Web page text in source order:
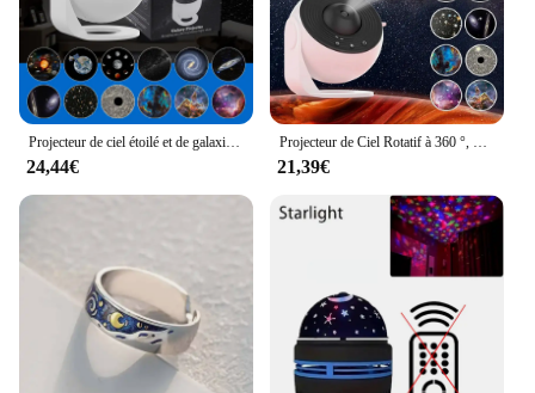
Projecteur de ciel étoilé et de galaxie, rotatif à 360 °, lampe de planétarium pour chambre d'enfants, cadeau de saint-valentin, décoration de mariage
24,44€
Projecteur de Ciel Rotatif à 360 °, Veilleuse Galaxie Étoilée, Lampe de Communautés étarium pour Chambre d'Enfant, Cadeau de Saint-Valentin, Décoration de Mariage
21,39€